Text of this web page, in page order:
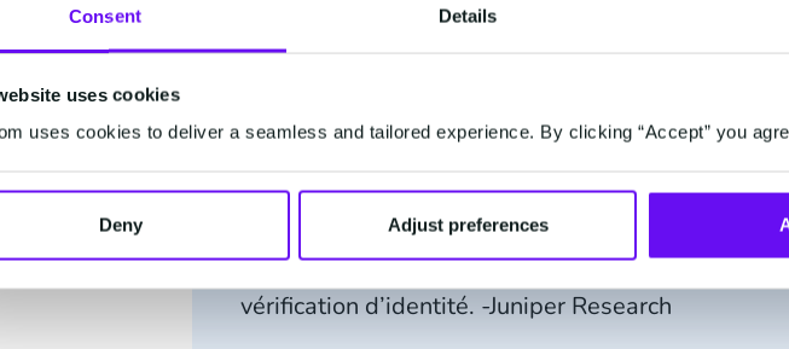
Consent Details
uses cookies
uses cookies to deliver a seamless and tailored experience. By clicking “Accept” you
Deny Adjust preferences
garantissant la sécurité des données et la
strictes.
Le secteur bancaire effectuera à lui seul 37
vérification d’identité. -Juniper Research